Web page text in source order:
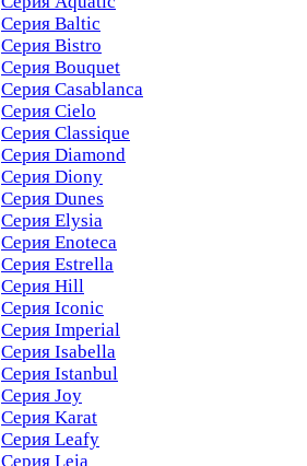
Серия Baltic
Серия Bistro
Серия Bouquet
Серия Casablanсa
Серия Cielo
Серия Classique
Серия Diamond
Серия Diony
Серия Dunes
Серия Elysia
Серия Enoteca
Серия Estrella
Серия Hill
Серия Iconic
Серия Imperial
Серия Isabella
Серия Istanbul
Серия Joy
Серия Karat
Серия Leafy
Серия Leia